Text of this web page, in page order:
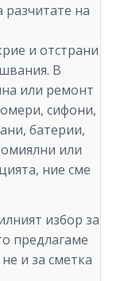
на
и отстрани
В
или ремонт
сифони,
батерии,
или
ние сме
избор за
предлагаме
и за сметка